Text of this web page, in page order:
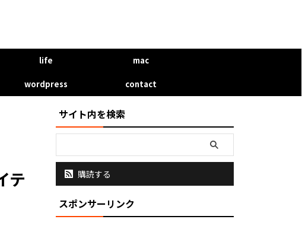
life mac
wordpress contact
テ
サイト内を検索
購読する
スポンサーリンク